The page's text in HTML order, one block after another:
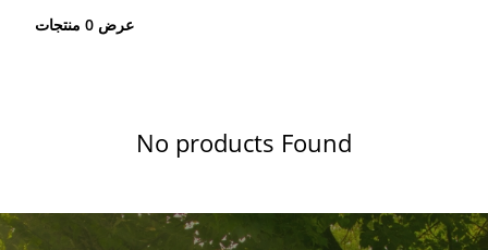
عرض 0 منتجات
No products Found